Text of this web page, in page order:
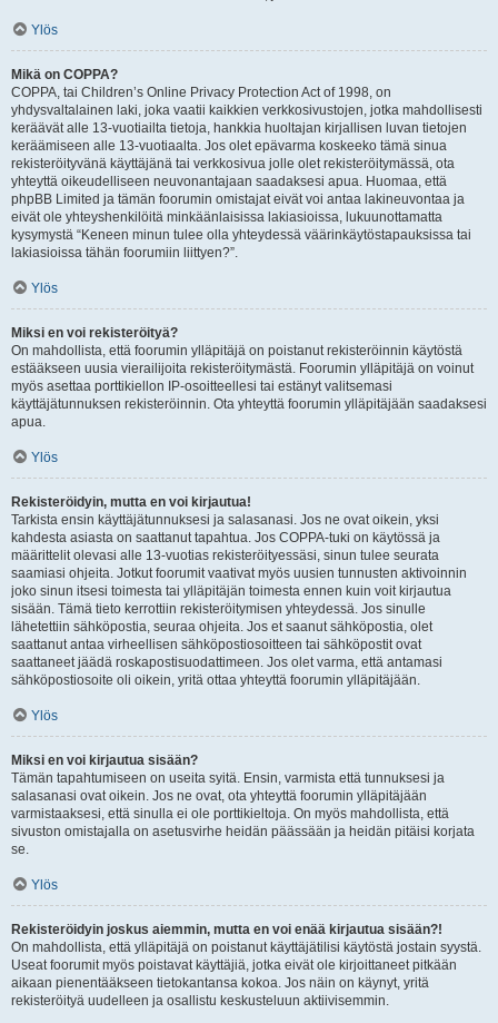
Ylös
Mikä on COPPA?
COPPA, tai Children’s Online Privacy Protection Act of 1998, on
yhdysvaltalainen laki, joka vaatii kaikkien verkkosivustojen, jotka mahdollisesti
keräävät alle 13-vuotiailta tietoja, hankkia huoltajan kirjallisen luvan tietojen
keräämiseen alle 13-vuotiaalta. Jos olet epävarma koskeeko tämä sinua
rekisteröityvänä käyttäjänä tai verkkosivua jolle olet rekisteröitymässä, ota
yhteyttä oikeudelliseen neuvonantajaan saadaksesi apua. Huomaa, että
phpBB Limited ja tämän foorumin omistajat eivät voi antaa lakineuvontaa ja
eivät ole yhteyshenkilöitä minkäänlaisissa lakiasioissa, lukuunottamatta
kysymystä “Keneen minun tulee olla yhteydessä väärinkäytöstapauksissa tai
lakiasioissa tähän foorumiin liittyen?”.
Ylös
Miksi en voi rekisteröityä?
On mahdollista, että foorumin ylläpitäjä on poistanut rekisteröinnin käytöstä
estääkseen uusia vierailijoita rekisteröitymästä. Foorumin ylläpitäjä on voinut
myös asettaa porttikiellon IP-osoitteellesi tai estänyt valitsemasi
käyttäjätunnuksen rekisteröinnin. Ota yhteyttä foorumin ylläpitäjään saadaksesi
apua.
Ylös
Rekisteröidyin, mutta en voi kirjautua!
Tarkista ensin käyttäjätunnuksesi ja salasanasi. Jos ne ovat oikein, yksi
kahdesta asiasta on saattanut tapahtua. Jos COPPA-tuki on käytössä ja
määrittelit olevasi alle 13-vuotias rekisteröityessäsi, sinun tulee seurata
saamiasi ohjeita. Jotkut foorumit vaativat myös uusien tunnusten aktivoinnin
joko sinun itsesi toimesta tai ylläpitäjän toimesta ennen kuin voit kirjautua
sisään. Tämä tieto kerrottiin rekisteröitymisen yhteydessä. Jos sinulle
lähetettiin sähköpostia, seuraa ohjeita. Jos et saanut sähköpostia, olet
saattanut antaa virheellisen sähköpostiosoitteen tai sähköpostit ovat
saattaneet jäädä roskapostisuodattimeen. Jos olet varma, että antamasi
sähköpostiosoite oli oikein, yritä ottaa yhteyttä foorumin ylläpitäjään.
Ylös
Miksi en voi kirjautua sisään?
Tämän tapahtumiseen on useita syitä. Ensin, varmista että tunnuksesi ja
salasanasi ovat oikein. Jos ne ovat, ota yhteyttä foorumin ylläpitäjään
varmistaaksesi, että sinulla ei ole porttikieltoja. On myös mahdollista, että
sivuston omistajalla on asetusvirhe heidän päässään ja heidän pitäisi korjata
se.
Ylös
Rekisteröidyin joskus aiemmin, mutta en voi enää kirjautua sisään?!
On mahdollista, että ylläpitäjä on poistanut käyttäjätilisi käytöstä jostain syystä.
Useat foorumit myös poistavat käyttäjiä, jotka eivät ole kirjoittaneet pitkään
aikaan pienentääkseen tietokantansa kokoa. Jos näin on käynyt, yritä
rekisteröityä uudelleen ja osallistu keskusteluun aktiivisemmin.